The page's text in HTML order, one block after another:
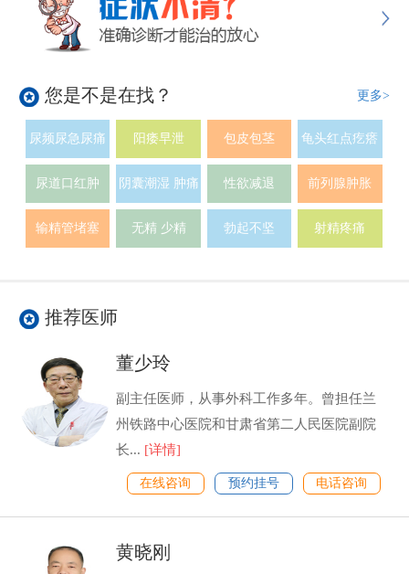
您是不是在找？ 更多>
尿频尿急尿痛 阳痿早泄 包皮包茎 龟头红点疙瘩
尿道口红肿 阴囊潮湿 肿痛 性欲减退 前列腺肿胀
输精管堵塞 无精 少精 勃起不坚 射精疼痛
推荐医师
董少玲
副主任医师，从事外科工作多年。曾担任兰
州铁路中心医院和甘肃省第二人民医院副院
长... [详情]
在线咨询 预约挂号 电话咨询
黄晓刚